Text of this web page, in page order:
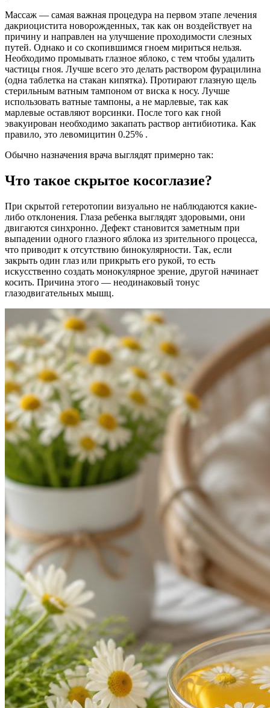
Массаж — самая важная процедура на первом этапе лечения
дакриоцистита новорожденных, так как он воздействует на
причину и направлен на улучшение проходимости слезных
путей. Однако и со скопившимся гноем мириться нельзя.
Необходимо промывать глазное яблоко, с тем чтобы удалить
частицы гноя. Лучше всего это делать раствором фурацилина
(одна таблетка на стакан кипятка). Протирают глазную щель
стерильным ватным тампоном от виска к носу. Лучше
использовать ватные тампоны, а не марлевые, так как
марлевые оставляют ворсинки. После того как гной
эвакуирован необходимо закапать раствор антибиотика. Как
правило, это левомицитин 0.25% .
Обычно назначения врача выглядят примерно так:
Что такое скрытое косоглазие?
При скрытой гетеротопии визуально не наблюдаются какие-
либо отклонения. Глаза ребенка выглядят здоровыми, они
двигаются синхронно. Дефект становится заметным при
выпадении одного глазного яблока из зрительного процесса,
что приводит к отсутствию бинокулярности. Так, если
закрыть один глаз или прикрыть его рукой, то есть
искусственно создать монокулярное зрение, другой начинает
косить. Причина этого — неодинаковый тонус
глазодвигательных мышц.